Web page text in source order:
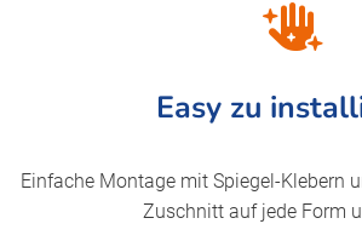
Easy zu
Einfache Montage mit Spiegel-Klebern
Zuschnitt auf jede Form